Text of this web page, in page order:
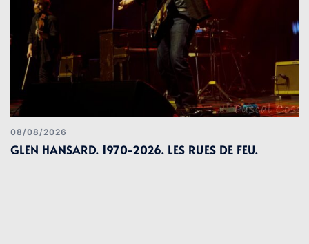
08/08/2026
GLEN HANSARD. 1970-2026. LES RUES DE FEU.